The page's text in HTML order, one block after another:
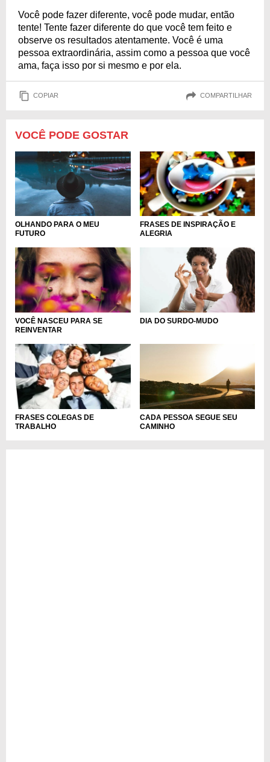
Você pode fazer diferente, você pode mudar, então
tente! Tente fazer diferente do que você tem feito e
observe os resultados atentamente. Você é uma
pessoa extraordinária, assim como a pessoa que você
ama, faça isso por si mesmo e por ela.
COPIAR COMPARTILHAR
VOCÊ PODE GOSTAR
OLHANDO PARA O MEU
FUTURO
FRASES DE INSPIRAÇÃO E
ALEGRIA
VOCÊ NASCEU PARA SE
REINVENTAR
DIA DO SURDO-MUDO
FRASES COLEGAS DE
TRABALHO
CADA PESSOA SEGUE SEU
CAMINHO